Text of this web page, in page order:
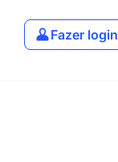
Fazer login